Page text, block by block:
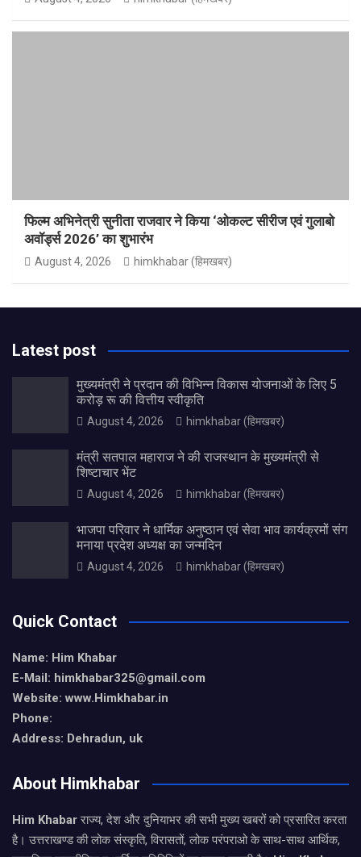
फिल्म अभिनेत्री सुनीता राजवार ने किया ‘ओकल्ट सीरीज एवं गुलाबो
अवॉर्ड्स 2026’ का शुभारंभ
August 4, 2026 himkhabar (हिमखबर)
Latest post
मुख्यमंत्री ने प्रदान की विभिन्न विकास योजनाओं के लिए 5
करोड़ रू की वित्तीय स्वीकृति
August 4, 2026 himkhabar (हिमखबर)
मंत्री सतपाल महाराज ने की राजस्थान के मुख्यमंत्री से
शिष्टाचार भेंट
August 4, 2026 himkhabar (हिमखबर)
भाजपा परिवार ने धार्मिक अनुष्ठान एवं सेवा भाव कार्यक्रमों संग
मनाया प्रदेश अध्यक्ष का जन्मदिन
August 4, 2026 himkhabar (हिमखबर)
Quick Contact
Name: Him Khabar
E-Mail: himkhabar325@gmail.com
Website: www.Himkhabar.in
Phone:
Address: Dehradun, uk
About Himkhabar
Him Khabarराज्य, देश और दुनियाभर की सभी मुख्य खबरों को प्रसारित करता
है। उत्तराखण्ड की लोक संस्कृति, विरासतों, लोक परंपराओ के साथ-साथ आर्थिक,